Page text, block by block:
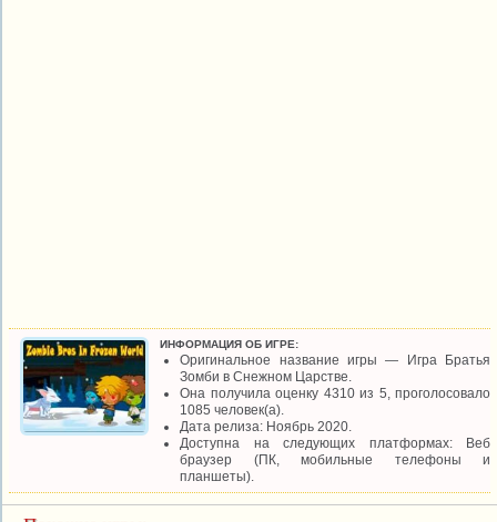
ИНФОРМАЦИЯ ОБ ИГРЕ:
Оригинальное название игры — Игра Братья
Зомби в Снежном Царстве.
Она получила оценку 4310 из 5, проголосовало
1085 человек(а).
Дата релиза: Ноябрь 2020.
Доступна на следующих платформах: Веб
браузер (ПК, мобильные телефоны и
планшеты).